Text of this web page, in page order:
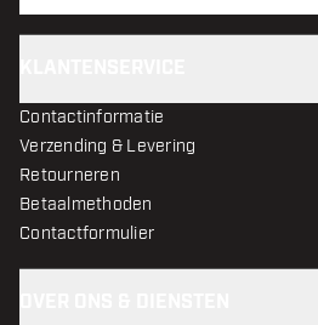
Contactinformatie
Verzending & Levering
Retourneren
Betaalmethoden
Contactformulier